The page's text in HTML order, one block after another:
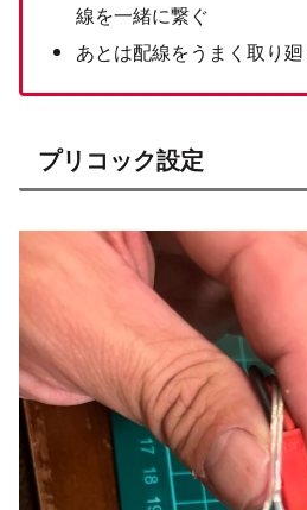
線を一緒に繋ぐ
あとは配線をうまく取り
プリコック設定